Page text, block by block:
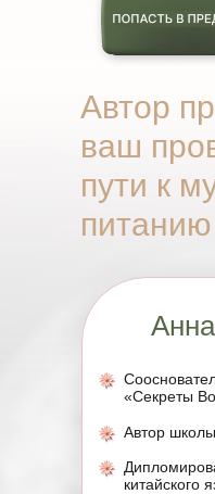
китайского
Автор
«Секреты
Автор
ваш
пути к
питанию